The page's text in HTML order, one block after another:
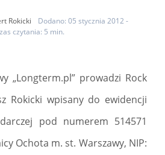
Rokicki Dodano: 05 stycznia 2012 -
czytania: 5 min.
„Longterm.pl” prowadzi Rock
Rokicki wpisany do ewidencji
pod numerem 514571
Ochota m. st. Warszawy, NIP: